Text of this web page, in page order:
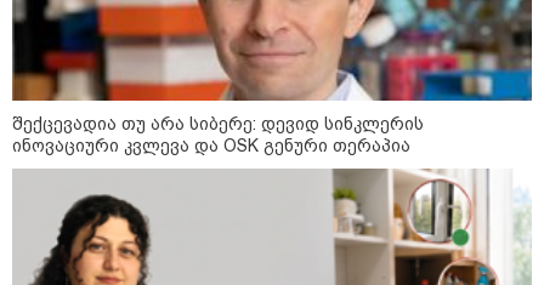
შექცევადია თუ არა სიბერე: დევიდ სინკლერის
ინოვაციური კვლევა და OSK გენური თერაპია